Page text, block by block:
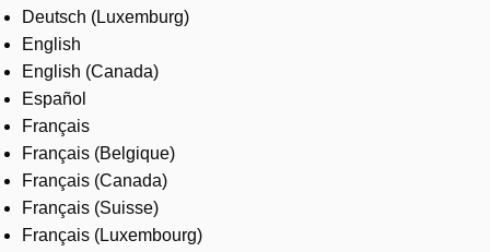
Contact us
Careers
Deutsch (Luxemburg)
English
English (Canada)
Español
Français
Français (Belgique)
Français (Canada)
Français (Suisse)
Français (Luxembourg)